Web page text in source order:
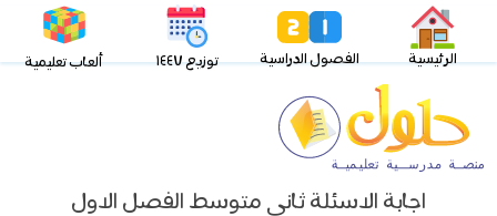
الرئيسية الفصول الدراسية توزيع ١٤٤٧ ألعاب تعليمية
اجابة الاسئلة ثاني متوسط الفصل الاول